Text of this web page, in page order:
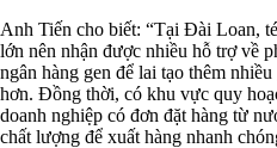
Anh Tiến cho biết: “Tại Đài Loan,
lớn nên nhận được nhiều hỗ trợ về
ngân hàng gen để lai tạo thêm
hơn. Đồng thời, có khu vực quy
doanh nghiệp có đơn đặt hàng từ
chất lượng để xuất hàng nhanh